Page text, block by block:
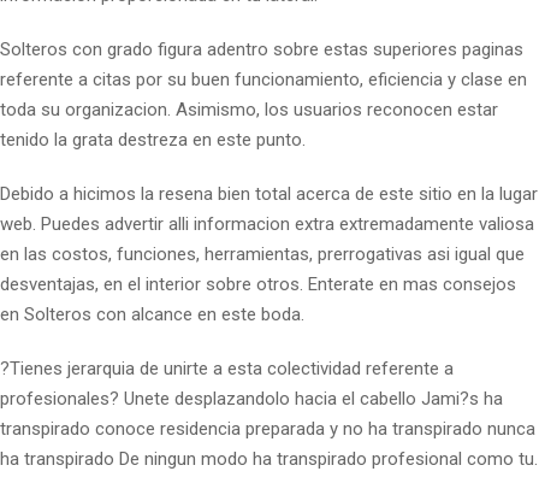
Solteros con grado figura adentro sobre estas superiores paginas
referente a citas por su buen funcionamiento, eficiencia y clase en
toda su organizacion. Asimismo, los usuarios reconocen estar
tenido la grata destreza en este punto.
Debido a hicimos la resena bien total acerca de este sitio en la lugar
web. Puedes advertir alli informacion extra extremadamente valiosa
en las costos, funciones, herramientas, prerrogativas asi­ igual que
desventajas, en el interior sobre otros. Enterate en mas consejos
en Solteros con alcance en este boda.
?Tienes jerarquia de unirte a esta colectividad referente a
profesionales? Unete desplazandolo hacia el cabello Jami?s ha
transpirado conoce residencia preparada y no ha transpirado nunca
ha transpirado De ningun modo ha transpirado profesional como tu.